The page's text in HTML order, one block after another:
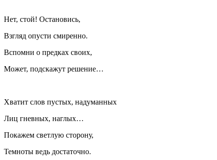
Нет, стой! Остановись,
Взгляд опусти смиренно.
Вспомни о предках своих,
Может, подскажут решение…
Хватит слов пустых, надуманных
Лиц гневных, наглых…
Покажем светлую сторону,
Темноты ведь достаточно.